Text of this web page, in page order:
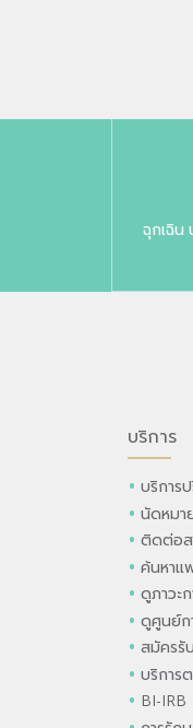
ฉุกเฉิน
บริการ
บริการ
นัดหมา
ติดต่อ
ค้นหาแ
ดูภาวะ
ดูศูนย์ก
สมัครรั
บริการ
BI-IRB